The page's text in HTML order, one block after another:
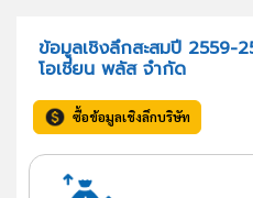
ข้อมูลเชิงลึกสะสมปี 2559-
โอเชี่ยน พลัส จำกัด
ซื้อข้อมูลเชิงลึกบริษัท